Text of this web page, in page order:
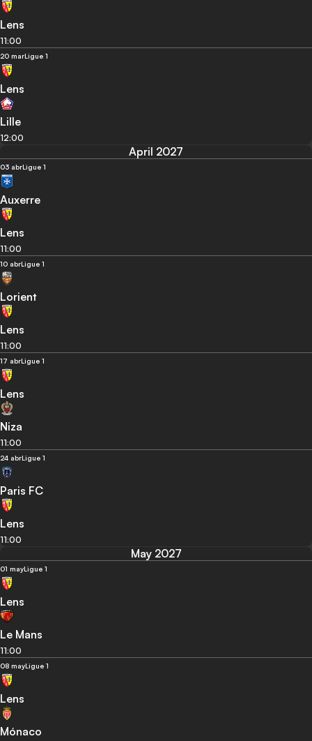
Lens
11:00
20 marLigue 1
Lens
Lille
12:00
April 2027
03 abrLigue 1
Auxerre
Lens
11:00
10 abrLigue 1
Lorient
Lens
11:00
17 abrLigue 1
Lens
Niza
11:00
24 abrLigue 1
Paris FC
Lens
11:00
May 2027
01 mayLigue 1
Lens
Le Mans
11:00
08 mayLigue 1
Lens
Mónaco